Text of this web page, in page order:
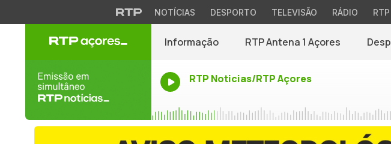
NOTÍCIAS DESPORTO TELEVISÃO RÁDIO
Informação RTP Antena 1 Açores
RTP Noticias/RTP Açores